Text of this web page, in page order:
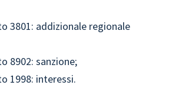
3801: addizionale regionale
8902: sanzione;
1998: interessi.